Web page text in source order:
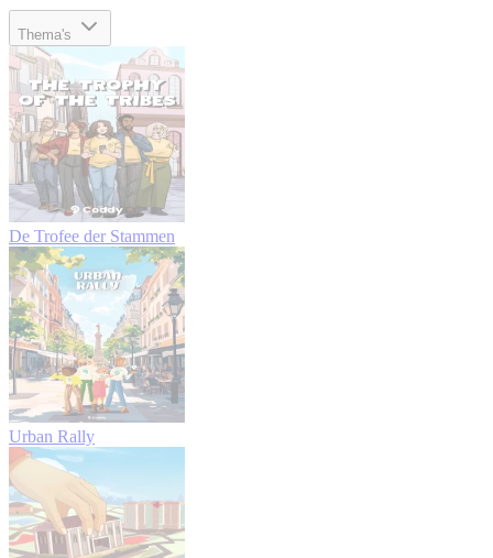
Thema's
De Trofee der Stammen
Urban Rally